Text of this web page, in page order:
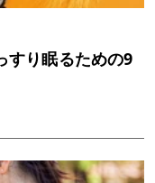
すり眠るための9